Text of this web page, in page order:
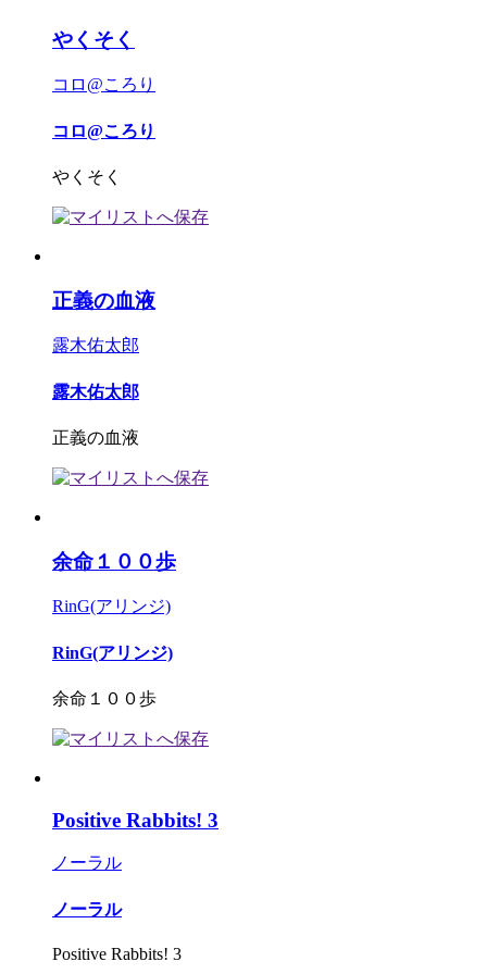
やくそく
コロ@ころり
コロ@ころり
やくそく
正義の血液
露木佑太郎
露木佑太郎
正義の血液
余命１００歩
RinG(アリンジ)
RinG(アリンジ)
余命１００歩
Positive Rabbits! 3
ノーラル
ノーラル
Positive Rabbits! 3